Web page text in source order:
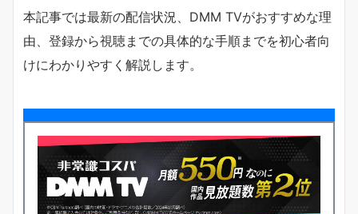
本記事では最新の配信状況、DMM TVがおすすめな理
由、登録から視聴までの具体的な手順までを初心者向
けにわかりやすく解説します。